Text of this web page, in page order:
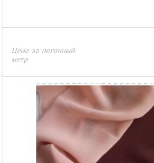
Цена за погонный
метр